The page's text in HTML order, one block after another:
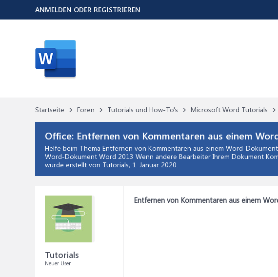
Startseite Foren Tutorials und How-To's Microsoft Word Tutorials
Office: Entfernen von Kommentaren aus einem
Helfe beim Thema Entfernen von Kommentaren aus einem Word-Dokument
Word-Dokument Word 2013 Wenn andere Bearbeiter Ihrem Dokument
wurde erstellt von Tutorials, 1. Januar 2020.
Tutorials
Neuer User
Entfernen von Kommentaren aus einem
ANMELDEN ODER REGISTRIEREN